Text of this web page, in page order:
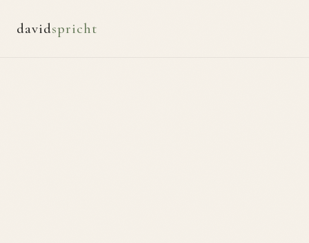
davidspricht